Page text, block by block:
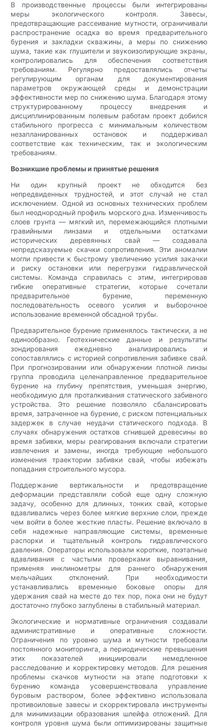
В производственные процессы были интегрированы
меры экологического контроля. Завесы,
предотвращающие рассеивание мутности, ограничивали
распространение осадка во время предварительного
бурения и закладки скважины, а меры по снижению
шума, такие как глушители и звукоизолирующие экраны,
контролировались для обеспечения соответствия
требованиям. Регулярно предоставлялись отчеты
регулирующим органам для документирования
параметров окружающей среды и демонстрации
эффективности мер по снижению шума. Благодаря этому
структурированному процессу внедрения и
дисциплинированным полевым работам проект добился
стабильного прогресса с минимальным количеством
незапланированных остановок и поддерживал
соответствие как техническим, так и экологическим
требованиям.
Возникшие проблемы и принятые решения
Ни один крупный проект не обходится без
непредвиденных трудностей, и этот случай не стал
исключением. Одной из основных технических проблем
был неоднородный профиль морского дна. Изменчивость
слоев грунта — мягкий ил, перемежающийся плотными
гравийными линзами и отдельными остатками
исторических деревянных свай — создавала
непредсказуемые скачки сопротивления. Эти аномалии
могли привести к быстрому увеличению усилия закачки
и риску остановки или перегрузки гидравлической
системы. Команда справилась с этим, интегрировав
гибкие оперативные стратегии, которые сочетали
предварительное бурение, переменную
последовательность осевого усилия и выборочное
использование временной обсадной трубы.
Предварительное бурение применялось тактически, а не
единообразно. Геотехнические данные и результаты
зондирования ежедневно анализировались и
сопоставлялись с историей сопротивления забивке свай.
При прогнозировании или обнаружении плотной линзы
группа проводила целенаправленное предварительное
бурение на глубину препятствия, уменьшая энергию,
необходимую для проталкивания статического забивного
устройства. Это решение позволяло сбалансировать
время, затраченное на бурение, с риском потенциальных
задержек в случае неудачи статического подхода. В
случаях обнаружения остатков сгнившей древесины во
время забивки, меры реагирования включали стратегии
извлечения и замены, иногда требующие небольшого
изменения траектории забивки свай, чтобы избежать
попадания строительного мусора.
Поддержание вертикальности и предотвращение
деформации представляли собой еще одну сложную
задачу, особенно для длинных, тонких свай, которые
вдавливались через более мягкие верхние слои, прежде
чем войти в более жесткие пласты. Решение включало в
себя надежные направляющие системы, временные
распорки и тщательный контроль гидравлического
давления. Операторы использовали короткие, поэтапные
вдавливания с частыми проверками выравнивания,
применяя инклинометры для раннего обнаружения
мельчайших отклонений. При необходимости
устанавливались временные боковые опоры для
удержания свай на месте до тех пор, пока они не будут
достаточно глубоко заглублены в стабильный материал.
Экологические и нормативные ограничения создавали
административные и оперативные сложности.
Ограничения по уровню шума и мутности требовали
постоянного мониторинга, а периодические превышения
этих показателей инициировали немедленное
расследование и корректировку методов. Для решения
проблемы скачков мутности на этапе подготовки к
бурению команда усовершенствовала управление
буровым раствором, более эффективно использовала
противоиловые завесы и скорректировала инструменты
для минимизации образования шлейфа отложений. Для
контроля уровня шума были оптимизированы защитные